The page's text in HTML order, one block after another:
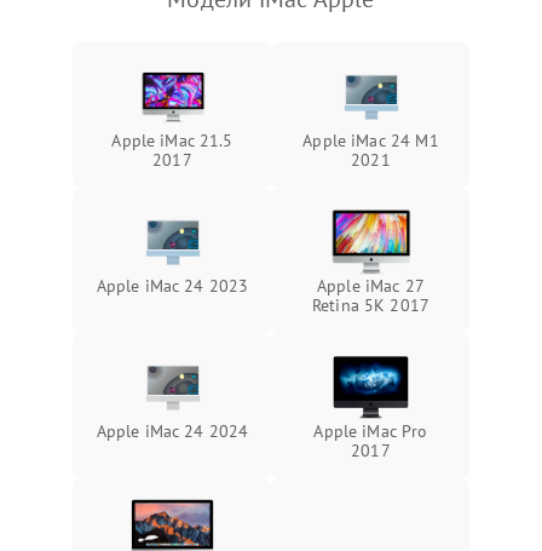
Неисправность микрофона
Повреждение внутренних проводов
Механические повреждения
Неисправность кнопок
Подробнее →
Неисправность тачпада
(если есть)
Неисправность
микрофона
Подробнее →
Apple iMac 21.5
2017
Apple iMac 24 M1
2021
Apple iMac 24 2023
Apple iMac 27
Retina 5K 2017
Apple iMac 24 2024
Apple iMac Pro
2017